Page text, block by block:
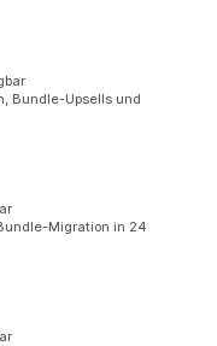
Bundle-Upsells und
Migration in 24